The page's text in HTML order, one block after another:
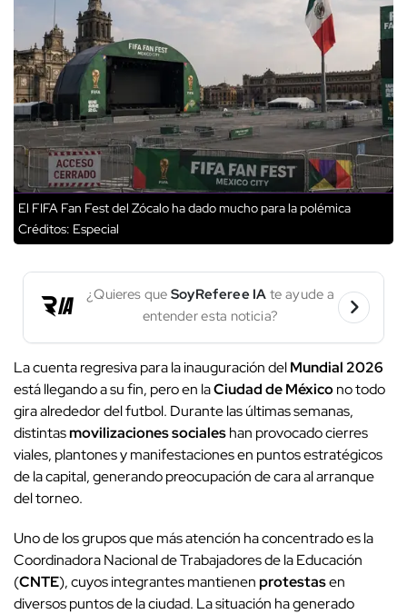
El FIFA Fan Fest del Zócalo ha dado mucho para la polémica
Créditos: Especial
¿Quieres que SoyReferee IA te ayude a
entender esta noticia?
La cuenta regresiva para la inauguración delMundial 2026
está llegando a su fin, pero en laCiudad de Méxicono todo
gira alrededor del futbol. Durante las últimas semanas,
distintasmovilizaciones socialeshan provocado cierres
viales, plantones y manifestaciones en puntos estratégicos
de la capital, generando preocupación de cara al arranque
del torneo.
Uno de los grupos que más atención ha concentrado es la
Coordinadora Nacional de Trabajadores de la Educación
(CNTE), cuyos integrantes mantienenprotestasen
diversos puntos de la ciudad. La situación ha generado